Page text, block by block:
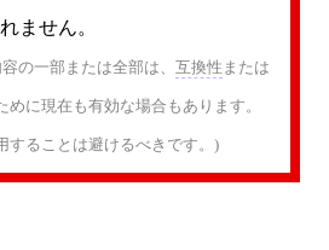
ません。
の一部または全部は、 互換性 または
めに現在も有効な場合もあります。
することは避けるべきです。)